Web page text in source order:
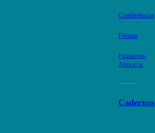
Conferências
Fóruns
Pequenos-
Almoços
Cadernos